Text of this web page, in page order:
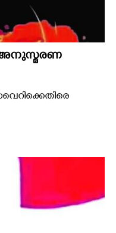
അനുസ്മരണ